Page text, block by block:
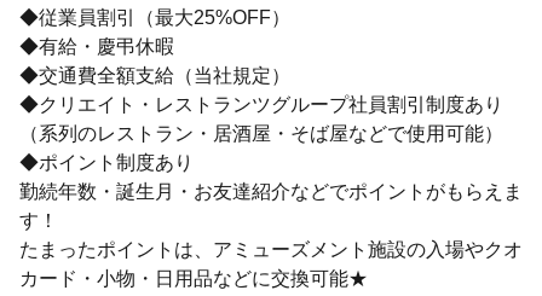
◆従業員割引（最大25%OFF）
◆有給・慶弔休暇
◆交通費全額支給（当社規定）
◆クリエイト・レストランツグループ社員割引制度あり
（系列のレストラン・居酒屋・そば屋などで使用可能）
◆ポイント制度あり
勤続年数・誕生月・お友達紹介などでポイントがもらえま
す！
たまったポイントは、アミューズメント施設の入場やクオ
カード・小物・日用品などに交換可能★